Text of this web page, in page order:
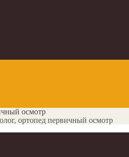
осмотр
ортопед первичный осмотр